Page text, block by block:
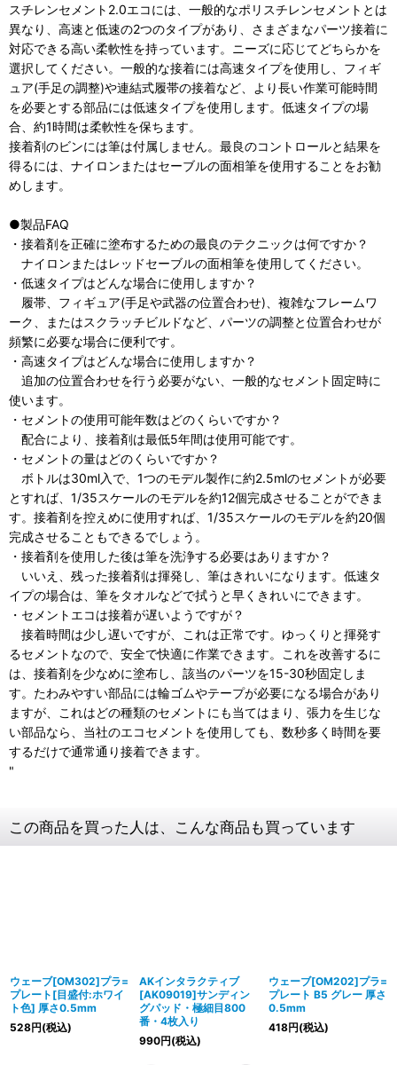
スチレンセメント2.0エコには、一般的なポリスチレンセメントとは
異なり、高速と低速の2つのタイプがあり、さまざまなパーツ接着に
対応できる高い柔軟性を持っています。ニーズに応じてどちらかを
選択してください。一般的な接着には高速タイプを使用し、フィギ
ュア(手足の調整)や連結式履帯の接着など、より長い作業可能時間
を必要とする部品には低速タイプを使用します。低速タイプの場
合、約1時間は柔軟性を保ちます。
接着剤のビンには筆は付属しません。最良のコントロールと結果を
得るには、ナイロンまたはセーブルの面相筆を使用することをお勧
めします。
●製品FAQ
・接着剤を正確に塗布するための最良のテクニックは何ですか？
ナイロンまたはレッドセーブルの面相筆を使用してください。
・低速タイプはどんな場合に使用しますか？
履帯、フィギュア(手足や武器の位置合わせ)、複雑なフレームワ
ーク、またはスクラッチビルドなど、パーツの調整と位置合わせが
頻繁に必要な場合に便利です。
・高速タイプはどんな場合に使用しますか？
追加の位置合わせを行う必要がない、一般的なセメント固定時に
使います。
・セメントの使用可能年数はどのくらいですか？
配合により、接着剤は最低5年間は使用可能です。
・セメントの量はどのくらいですか？
ボトルは30ml入で、1つのモデル製作に約2.5mlのセメントが必要
とすれば、1/35スケールのモデルを約12個完成させることができま
す。接着剤を控えめに使用すれば、1/35スケールのモデルを約20個
完成させることもできるでしょう。
・接着剤を使用した後は筆を洗浄する必要はありますか？
いいえ、残った接着剤は揮発し、筆はきれいになります。低速タ
イプの場合は、筆をタオルなどで拭うと早くきれいにできます。
・セメントエコは接着が遅いようですが？
接着時間は少し遅いですが、これは正常です。ゆっくりと揮発す
るセメントなので、安全で快適に作業できます。これを改善するに
は、接着剤を少なめに塗布し、該当のパーツを15-30秒固定しま
す。たわみやすい部品には輪ゴムやテープが必要になる場合があり
ますが、これはどの種類のセメントにも当てはまり、張力を生じな
い部品なら、当社のエコセメントを使用しても、数秒多く時間を要
するだけで通常通り接着できます。
"
この商品を買った人は、こんな商品も買っています
ウェーブ[OM302]プラ=
プレート[目盛付:ホワイ
ト色] 厚さ0.5mm
528円(税込)
AKインタラクティブ
[AK09019]サンディン
グパッド・極細目800
番・4枚入り
990円(税込)
ウェーブ[OM202]プラ=
プレート B5 グレー 厚さ
0.5mm
418円(税込)